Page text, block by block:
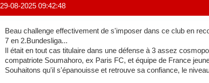
29-08-2025 09:42:48
Beau challenge effectivement de s'imposer dans ce club en
7 en 2.Bundesliga...
Il était en tout cas titulaire dans une défense à 3 assez
compatriote Soumahoro, ex Paris FC, et équipe de France
Souhaitons qu'il s'épanouisse et retrouve sa confiance, le